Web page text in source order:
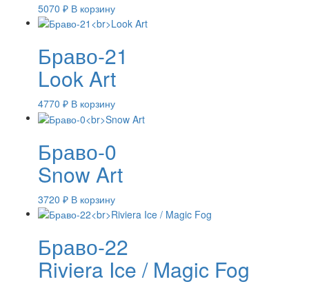
5070 ₽ В корзину
Браво-21
Look Art
4770 ₽ В корзину
Браво-0
Snow Art
3720 ₽ В корзину
Браво-22
Riviera Ice / Magic Fog